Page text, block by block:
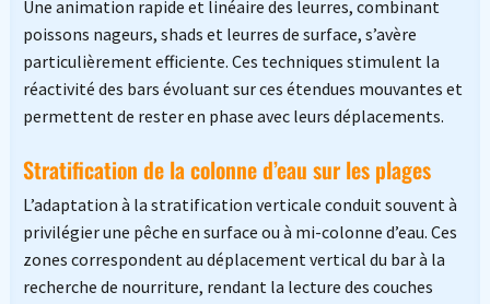
Une animation rapide et linéaire des leurres, combinant
poissons nageurs, shads et leurres de surface, s’avère
particulièrement efficiente. Ces techniques stimulent la
réactivité des bars évoluant sur ces étendues mouvantes et
permettent de rester en phase avec leurs déplacements.
Stratification de la colonne d’eau sur les plages
L’adaptation à la stratification verticale conduit souvent à
privilégier une pêche en surface ou à mi-colonne d’eau. Ces
zones correspondent au déplacement vertical du bar à la
recherche de nourriture, rendant la lecture des couches